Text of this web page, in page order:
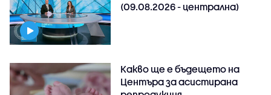
(09.08.2026 - централна)
Какво ще е бъдещето на
Центъра за асистирана